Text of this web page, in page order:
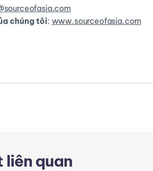
chúng tôi: www.sourceofasia.com
liên quan